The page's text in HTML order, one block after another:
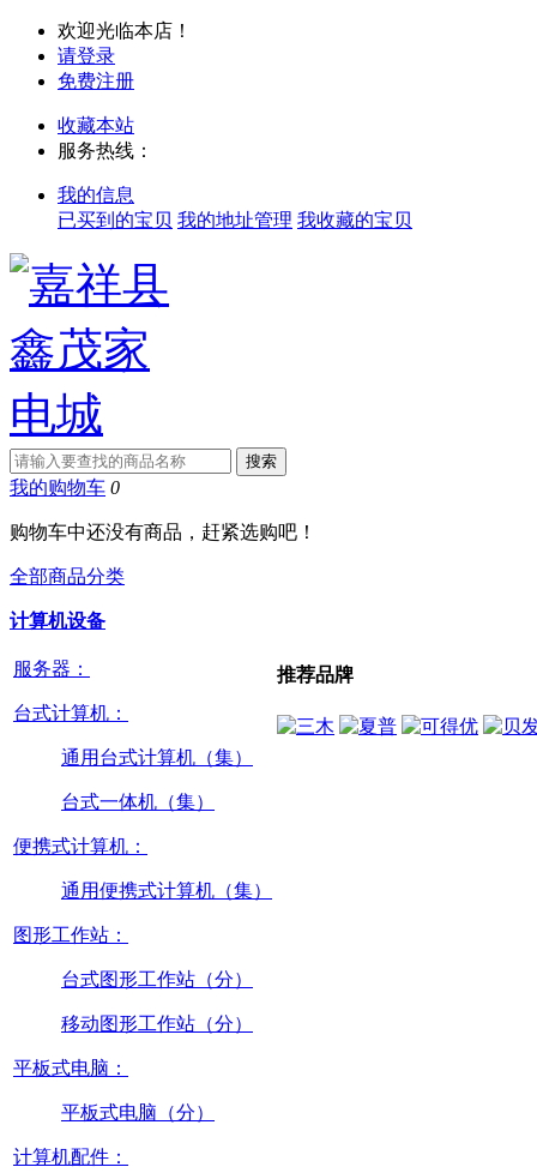
欢迎光临本店！
请登录
免费注册
收藏本站
服务热线：
我的信息
已买到的宝贝 我的地址管理 我收藏的宝贝
我的购物车 0
购物车中还没有商品，赶紧选购吧！
全部商品分类
计算机设备
服务器：
台式计算机：
通用台式计算机（集）
台式一体机（集）
便携式计算机：
通用便携式计算机（集）
图形工作站：
台式图形工作站（分）
移动图形工作站（分）
平板式电脑：
平板式电脑（分）
计算机配件：
推荐品牌